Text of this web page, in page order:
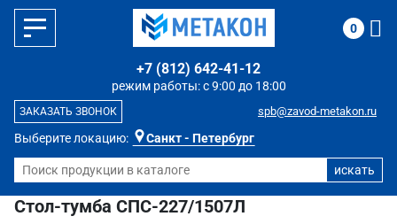
Выберите локацию: Санкт - Петербург
режим работы: с 9:00 до 18:00
+7 (812) 642-41-12
spb@zavod-metakon.ru
ЗАКАЗАТЬ ЗВОНОК
0
Стол-тумба СПС-227/1507Л